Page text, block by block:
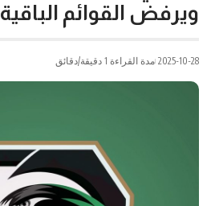
ويرفض القوائم الباقية
2025-10-28 مدة القراءة 1 دقيقة/دقائق